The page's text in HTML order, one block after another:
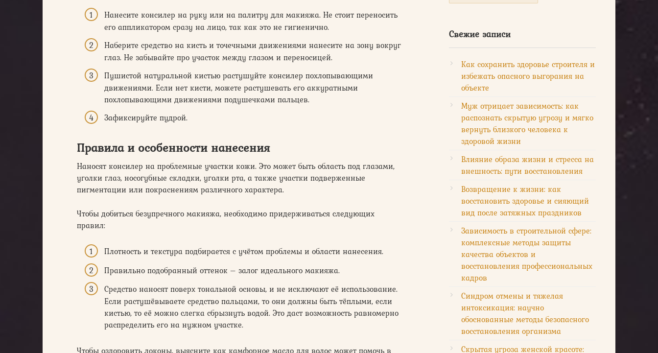
Нанесите консилер на руку или на палитру для макияжа. Не стоит переносить
его аппликатором сразу на лицо, так как это не гигиенично.
Наберите средство на кисть и точечными движениями нанесите на зону вокруг
глаз. Не забывайте про участок между глазом и переносицей.
Пушистой натуральной кистью растушуйте консилер похлопывающими
движениями. Если нет кисти, можете растушевать его аккуратными
похлопывающими движениями подушечками пальцев.
Зафиксируйте пудрой.
Правила и особенности нанесения
Наносят консилер на проблемные участки кожи. Это может быть область под глазами,
уголки глаз, носогубные складки, уголки рта, а также участки подверженные
пигментации или покраснениям различного характера.
Чтобы добиться безупречного макияжа, необходимо придерживаться следующих
правил:
Плотность и текстура подбирается с учётом проблемы и области нанесения.
Правильно подобранный оттенок – залог идеального макияжа.
Средство наносят поверх тональной основы, и не исключают её использование.
Если растушёвываете средство пальцами, то они должны быть тёплыми, если
кистью, то её можно слегка сбрызнуть водой. Это даст возможность равномерно
распределить его на нужном участке.
Чтобы оздоровить локоны, выясните как камфорное масло для волос может помочь в
Свежие записи
Как сохранить здоровье строителя и
избежать опасного выгорания на
объекте
Муж отрицает зависимость: как
распознать скрытую угрозу и мягко
вернуть близкого человека к
здоровой жизни
Влияние образа жизни и стресса на
внешность: пути восстановления
Возвращение к жизни: как
восстановить здоровье и сияющий
вид после затяжных праздников
Зависимость в строительной сфере:
комплексные методы защиты
качества объектов и
восстановления профессиональных
кадров
Синдром отмены и тяжелая
интоксикация: научно
обоснованные методы безопасного
восстановления организма
Скрытая угроза женской красоте: